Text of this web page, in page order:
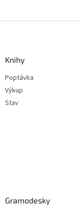
Knihy
Poptávka
Výkup
Stav
Gramodesky